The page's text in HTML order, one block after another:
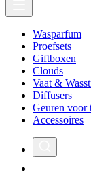
Wasparfum
Proefsets
Giftboxen
Clouds
Vaat &
Diffusers
Geuren voor
Accessoires